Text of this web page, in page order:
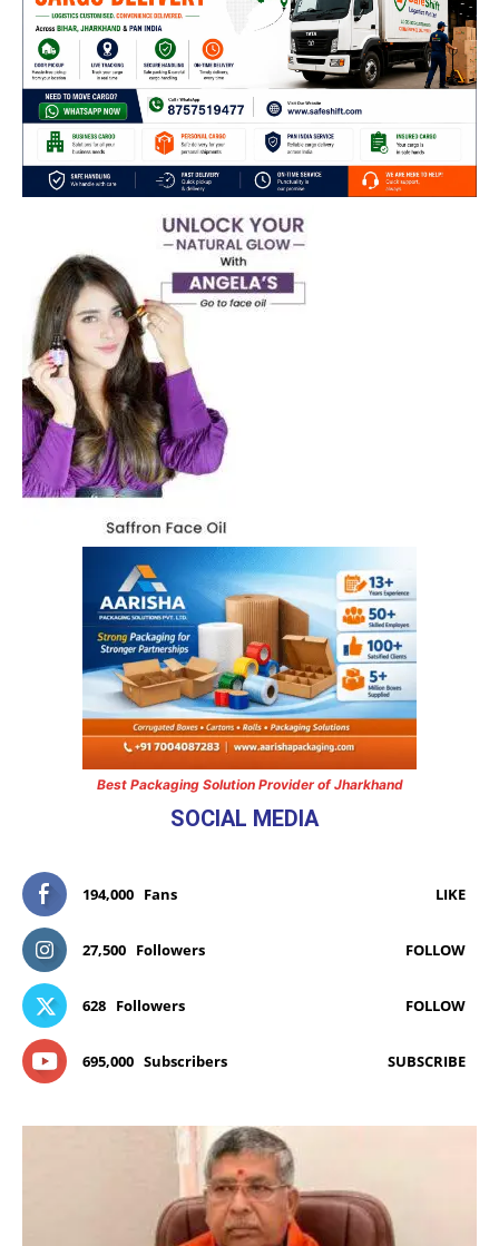
Best Packaging Solution Provider of Jharkhand
SOCIAL MEDIA
194,000 Fans LIKE
27,500 Followers FOLLOW
628 Followers FOLLOW
695,000 Subscribers SUBSCRIBE